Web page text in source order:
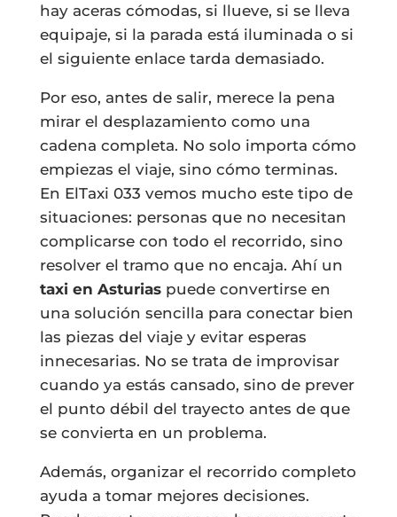
hay aceras cómodas, si llueve, si se lleva
equipaje, si la parada está iluminada o si
el siguiente enlace tarda demasiado.
Por eso, antes de salir, merece la pena
mirar el desplazamiento como una
cadena completa. No solo importa cómo
empiezas el viaje, sino cómo terminas.
En ElTaxi 033 vemos mucho este tipo de
situaciones: personas que no necesitan
complicarse con todo el recorrido, sino
resolver el tramo que no encaja. Ahí un
taxi en Asturiaspuede convertirse en
una solución sencilla para conectar bien
las piezas del viaje y evitar esperas
innecesarias. No se trata de improvisar
cuando ya estás cansado, sino de prever
el punto débil del trayecto antes de que
se convierta en un problema.
Además, organizar el recorrido completo
ayuda a tomar mejores decisiones.